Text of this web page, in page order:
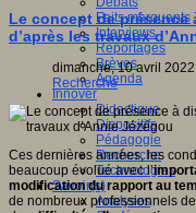
Faits marquants
Interviews
Reportages
Brèves
Agenda
Innover
Didactique
Dispositifs
Pédagogie
Recherche
Technologies
Savoir(s)
Analyses
Le concept de présence
d’après les travaux
dimanche, 10 avril 2022
Recherche
Ces dernières années, les
beaucoup évolué avec l’
modification du rapport au
de nombreux professionnels